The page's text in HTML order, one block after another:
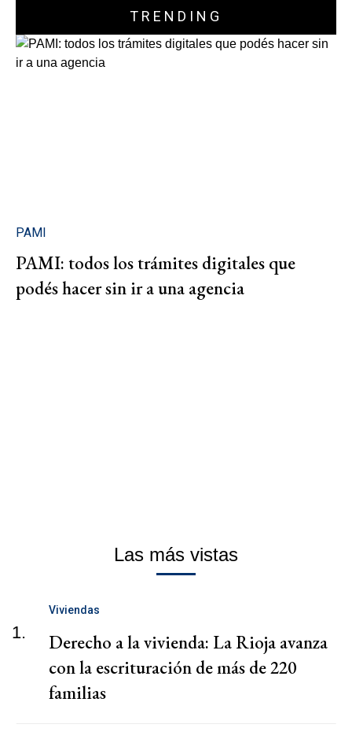
TRENDING
PAMI
PAMI: todos los trámites digitales que
podés hacer sin ir a una agencia
Las más vistas
1.
Viviendas
Derecho a la vivienda: La Rioja avanza
con la escrituración de más de 220
familias